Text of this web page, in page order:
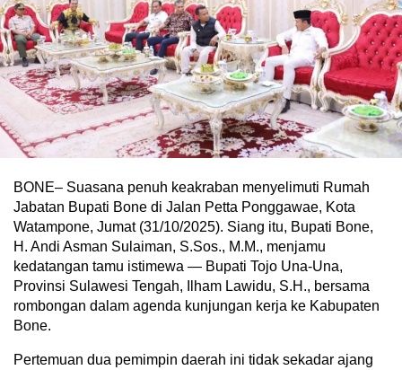
BONE– Suasana penuh keakraban menyelimuti Rumah
Jabatan Bupati Bone di Jalan Petta Ponggawae, Kota
Watampone, Jumat (31/10/2025). Siang itu, Bupati Bone,
H. Andi Asman Sulaiman, S.Sos., M.M., menjamu
kedatangan tamu istimewa — Bupati Tojo Una-Una,
Provinsi Sulawesi Tengah, Ilham Lawidu, S.H., bersama
rombongan dalam agenda kunjungan kerja ke Kabupaten
Bone.
Pertemuan dua pemimpin daerah ini tidak sekadar ajang